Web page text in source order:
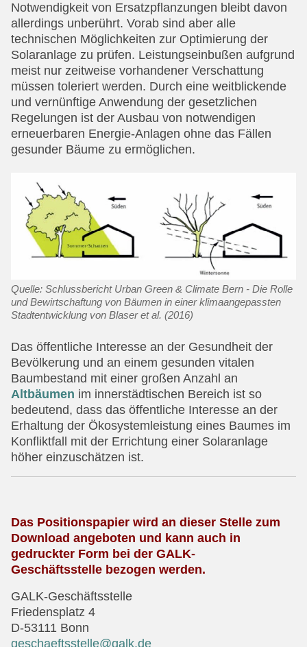
Notwendigkeit von Ersatzpflanzungen bleibt davon
allerdings unberührt. Vorab sind aber alle
technischen Möglichkeiten zur Optimierung der
Solaranlage zu prüfen. Leistungseinbußen aufgrund
meist nur zeitweise vorhandener Verschattung
müssen toleriert werden. Durch eine weitblickende
und vernünftige Anwendung der gesetzlichen
Regelungen ist der Ausbau von notwendigen
erneuerbaren Energie-Anlagen ohne das Fällen
gesunder Bäume zu ermöglichen.
Quelle: Schlussbericht Urban Green & Climate Bern - Die Rolle
und Bewirtschaftung von Bäumen in einer klimaangepassten
Stadtentwicklung von Blaser et al. (2016)
Das öffentliche Interesse an der Gesundheit der
Bevölkerung und an einem gesunden vitalen
Baumbestand mit einer großen Anzahl an
Altbäumen im innerstädtischen Bereich ist so
bedeutend, dass das öffentliche Interesse an der
Erhaltung der Ökosystemleistung eines Baumes im
Konfliktfall mit der Errichtung einer Solaranlage
höher einzuschätzen ist.
Das Positionspapier wird an dieser Stelle zum
Download angeboten und kann auch in
gedruckter Form bei der GALK-
Geschäftsstelle bezogen werden.
GALK-Geschäftsstelle
Friedensplatz 4
D-53111 Bonn
geschaeftsstelle@galk.de